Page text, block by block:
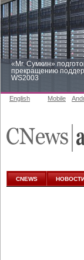
«Mr. Сумкин»
прекращению
WS2003
аналитике
English Mobile
CNEWS